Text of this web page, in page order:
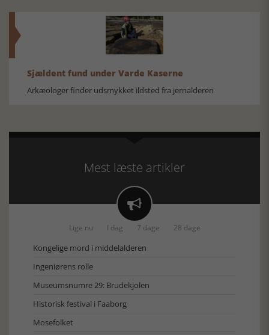
Sjældent fund under Varde Kaserne
Arkæologer finder udsmykket ildsted fra jernalderen
Mest læste artikler

Lige nu I dag 7 dage 28 dage
Kongelige mord i middelalderen
Ingeniørens rolle
Museumsnumre 29: Brudekjolen
Historisk festival i Faaborg
Mosefolket